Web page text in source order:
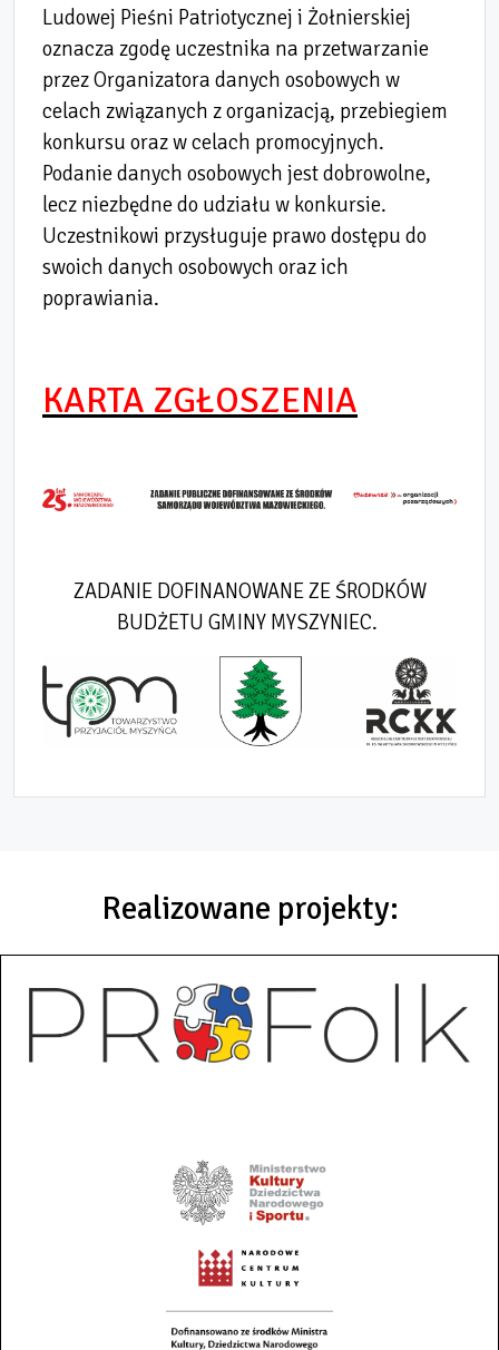
Ludowej Pieśni Patriotycznej i Żołnierskiej
oznacza zgodę uczestnika na przetwarzanie
przez Organizatora danych osobowych w
celach związanych z organizacją, przebiegiem
konkursu oraz w celach promocyjnych.
Podanie danych osobowych jest dobrowolne,
lecz niezbędne do udziału w konkursie.
Uczestnikowi przysługuje prawo dostępu do
swoich danych osobowych oraz ich
poprawiania.
KARTA ZGŁOSZENIA
ZADANIE DOFINANOWANE ZE ŚRODKÓW
BUDŻETU GMINY MYSZYNIEC.
Realizowane projekty: